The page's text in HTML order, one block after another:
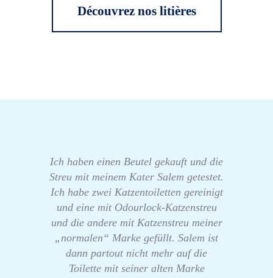
Découvrez nos litières
Ich haben einen Beutel gekauft und die
Streu mit meinem Kater Salem getestet.
Ich habe zwei Katzentoiletten gereinigt
und eine mit Odourlock-Katzenstreu
und die andere mit Katzenstreu meiner
„normalen“ Marke gefüllt. Salem ist
dann partout nicht mehr auf die
Toilette mit seiner alten Marke